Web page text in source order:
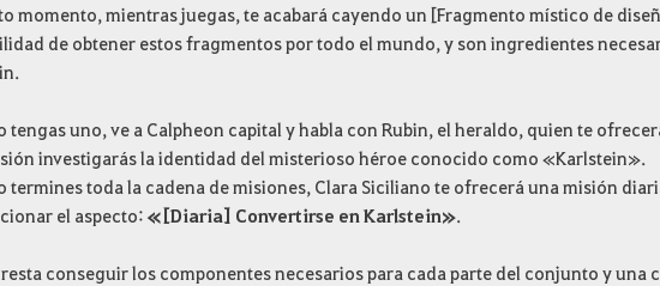
momento, mientras juegas, te acabará cayendo un [Fragmento místico de
de obtener estos fragmentos por todo el mundo, y son ingredientes
tengas uno, ve a Calpheon capital y habla con Rubin, el heraldo, quien te
investigarás la identidad del misterioso héroe conocido como «Karlstein».
termines toda la cadena de misiones, Clara Siciliano te ofrecerá una misión
el aspecto: «[Diaria] Convertirse en Karlstein».
conseguir los componentes necesarios para cada parte del conjunto y una